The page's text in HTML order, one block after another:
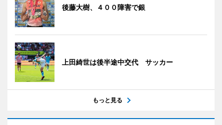
後藤大樹、４００障害で銀
上田綺世は後半途中交代 サッカー
もっと見る